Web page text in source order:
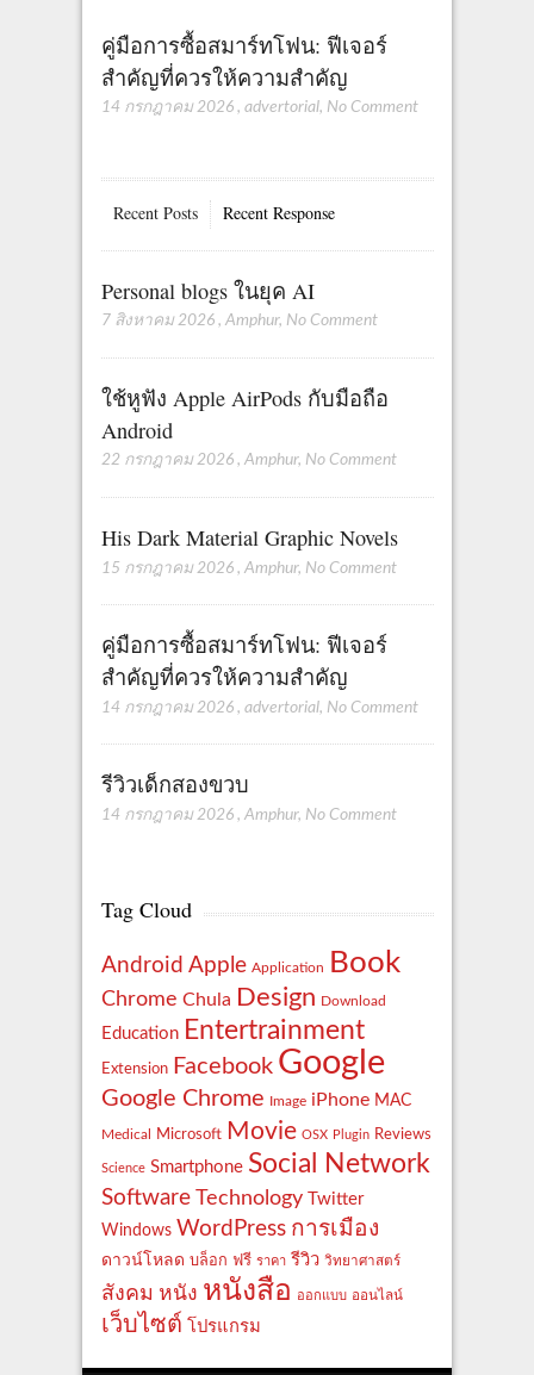
คู่มือการซื้อสมาร์ทโฟน: ฟีเจอร์
สำคัญที่ควรให้ความสำคัญ
14 กรกฎาคม 2026 , advertorial, No Comment
Recent Posts Recent Response
Personal blogs ในยุค AI
7 สิงหาคม 2026 , Amphur, No Comment
ใช้หูฟัง Apple AirPods กับมือถือ
Android
22 กรกฎาคม 2026 , Amphur, No Comment
His Dark Material Graphic Novels
15 กรกฎาคม 2026 , Amphur, No Comment
คู่มือการซื้อสมาร์ทโฟน: ฟีเจอร์
สำคัญที่ควรให้ความสำคัญ
14 กรกฎาคม 2026 , advertorial, No Comment
รีวิวเด็กสองขวบ
14 กรกฎาคม 2026 , Amphur, No Comment
Tag Cloud
Android Apple Application Book
Chrome Chula Design Download
Education Entertrainment
Extension Facebook Google
Google Chrome Image iPhone MAC
Medical Microsoft Movie OSX Plugin Reviews
Science Smartphone Social Network
Software Technology Twitter
Windows WordPress การเมือง
ดาวน์โหลด บล็อก ฟรี ราคา รีวิว วิทยาศาสตร์
สังคม หนัง หนังสือ ออกแบบ ออนไลน์
เว็บไซต์ โปรแกรม